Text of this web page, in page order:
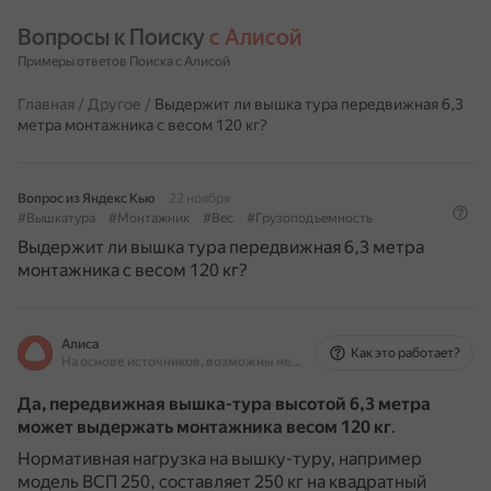
Вопросы к Поиску с Алисой
Примеры ответов Поиска с Алисой
Главная / Другое / Выдержит ли вышка тура передвижная 6,3
метра монтажника с весом 120 кг?
Вопрос из Яндекс Кью
22 ноября
#Вышкатура
#Монтажник #Вес #Грузоподъемность
Выдержит ли вышка тура передвижная 6,3 метра
монтажника с весом 120 кг?
Алиса
На основе источников, возможны неточности
Как это работает?
Да, передвижная вышка-тура высотой 6,3 метра
может выдержать монтажника весом 120 кг.
Нормативная нагрузка на вышку-туру, например
модель ВСП 250, составляет 250 кг на квадратный